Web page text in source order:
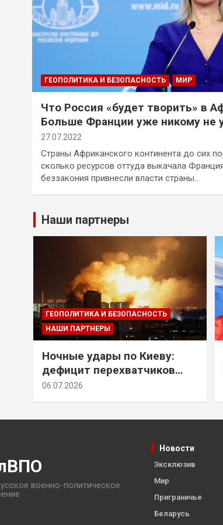
ГЕОПОЛИТИКА И БЕЗОПАСНОСТЬ МИР
Что Россия «будет творить» в
Больше Франции уже никому не
Захарова
27.07.2022
Страны Африканского континента до сих
сколько ресурсов оттуда выкачала
беззакония привнесли власти страны…
Наши партнеры
ГЕОПОЛИТИКА И БЕЗОПАСНОСТЬ
НАШИ ПАРТНЕРЫ
Ночные удары по Киеву:
дефицит перехватчиков
Patriot и оборонительные
06.07.2026
военно-политическое
Новости
Эксклюзив
Мир
Приграничье
Беларусь